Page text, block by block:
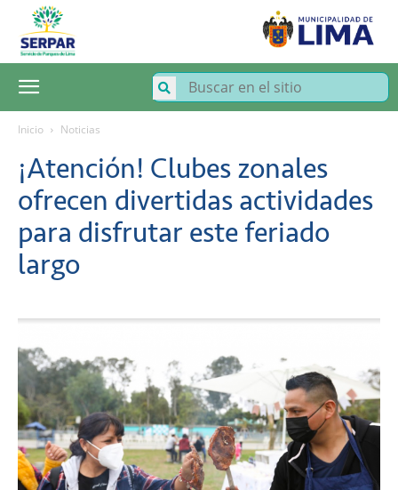
SERPAR
Servicio
de
Parques
Inicio Noticias
¡Atención! Clubes zonales
ofrecen divertidas actividades
para disfrutar este feriado
largo